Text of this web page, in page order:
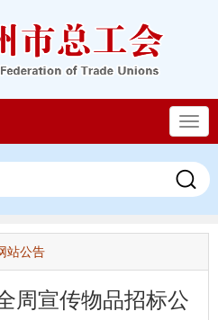
导
航
站公告
周宣传物品招标公